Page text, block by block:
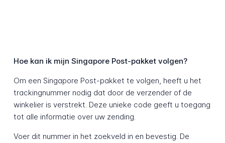
Hoe kan ik mijn Singapore Post-pakket volgen?
Om een Singapore Post-pakket te volgen, heeft u het
trackingnummer nodig dat door de verzender of de
winkelier is verstrekt. Deze unieke code geeft u toegang
tot alle informatie over uw zending.
Voer dit nummer in het zoekveld in en bevestig. De